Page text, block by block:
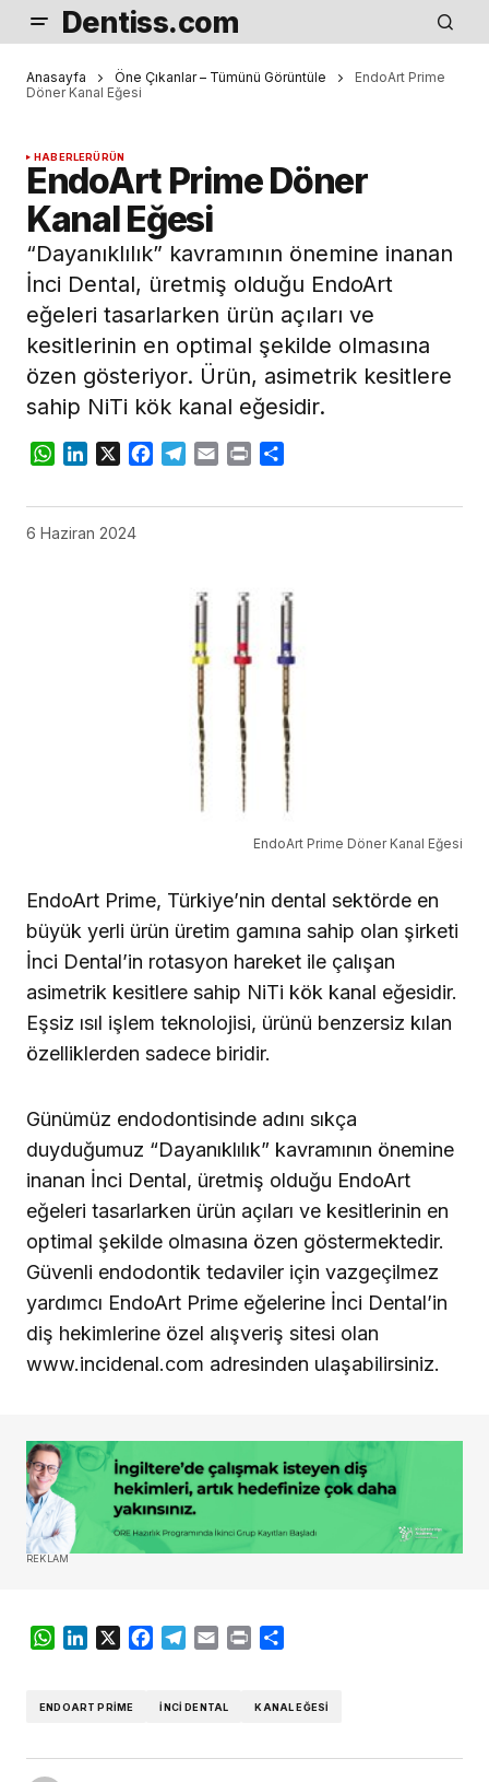
Dentiss.com
Anasayfa Öne Çıkanlar – Tümünü Görüntüle
EndoArt Prime
Döner Kanal Eğesi
HABERLERÜRÜN
EndoArt Prime Döner
Kanal Eğesi
“Dayanıklılık” kavramının önemine inanan
İnci Dental, üretmiş olduğu EndoArt
eğeleri tasarlarken ürün açıları ve
kesitlerinin en optimal şekilde olmasına
özen gösteriyor. Ürün, asimetrik kesitlere
sahip NiTi kök kanal eğesidir.
WhatsApp
LinkedIn
X Facebook
Telegram
Email Print
6 Haziran 2024
EndoArt Prime Döner Kanal Eğesi
EndoArt Prime, Türkiye’nin dental sektörde en
büyük yerli ürün üretim gamına sahip olan şirketi
İnci Dental’in rotasyon hareket ile çalışan
asimetrik kesitlere sahip NiTi kök kanal eğesidir.
Eşsiz ısıl işlem teknolojisi, ürünü benzersiz kılan
özelliklerden sadece biridir.
Günümüz endodontisinde adını sıkça
duyduğumuz “Dayanıklılık” kavramının önemine
inanan İnci Dental, üretmiş olduğu EndoArt
eğeleri tasarlarken ürün açıları ve kesitlerinin en
optimal şekilde olmasına özen göstermektedir.
Güvenli endodontik tedaviler için vazgeçilmez
yardımcı EndoArt Prime eğelerine İnci Dental’in
diş hekimlerine özel alışveriş sitesi olan
www.incidenal.com adresinden ulaşabilirsiniz.
REKLAM
WhatsApp
LinkedIn
X Facebook
Telegram
Email Print
ENDOART PRIME İNCI DENTAL KANAL EĞESI